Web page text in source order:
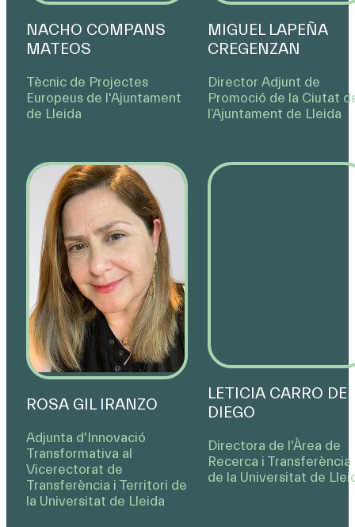
NACHO COMPANS
MATEOS
Tècnic de Projectes
Europeus de l'Ajuntament
de Lleida
MIGUEL LAPEÑA
CREGENZAN
Director Adjunt de
Promoció de la Ciutat
l’Ajuntament de Lleida
ROSA GIL IRANZO
Adjunta d'Innovació
Transformativa al
Vicerectorat de
Transferència i Territori de
la Universitat de Lleida
LETICIA CARRO DE
DIEGO
Directora de l'Àrea de
Recerca i Transferència
de la Universitat de